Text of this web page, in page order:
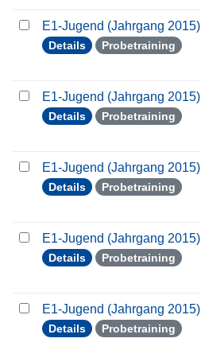
E1-Jugend (Jahrgang 2015)
Details Probetraining
E1-Jugend (Jahrgang 2015)
Details Probetraining
E1-Jugend (Jahrgang 2015)
Details Probetraining
E1-Jugend (Jahrgang 2015)
Details Probetraining
E1-Jugend (Jahrgang 2015)
Details Probetraining